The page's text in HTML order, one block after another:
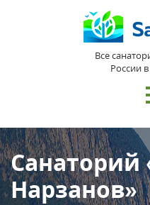
Все
России
Санаторий
Нарзанов»